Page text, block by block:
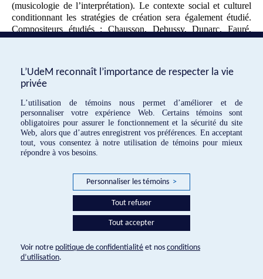
(musicologie de l’interprétation). Le contexte social et culturel
conditionnant les stratégies de création sera également étudié.
Compositeurs étudiés : Chausson, Debussy, Duparc, Fauré,
Gounod, Hahn, Koechlin, Ravel, Saint-Saëns, Tournemire,
Plan de cours
Colloquium : Gérard Grisey, le
moment spectral et son héritage
Séminaire en esthétique musicale
L’UdeM reconnaît l’importance de respecter la vie
privée
L’utilisation de témoins nous permet d’améliorer et de
personnaliser votre expérience Web. Certains témoins sont
obligatoires pour assurer le fonctionnement et la sécurité du site
Web, alors que d’autres enregistrent vos préférences. En acceptant
tout, vous consentez à notre utilisation de témoins pour mieux
répondre à vos besoins.
Personnaliser les témoins >
Tout refuser
Tout accepter
Voir notre politique de confidentialité et nos conditions
d’utilisation.